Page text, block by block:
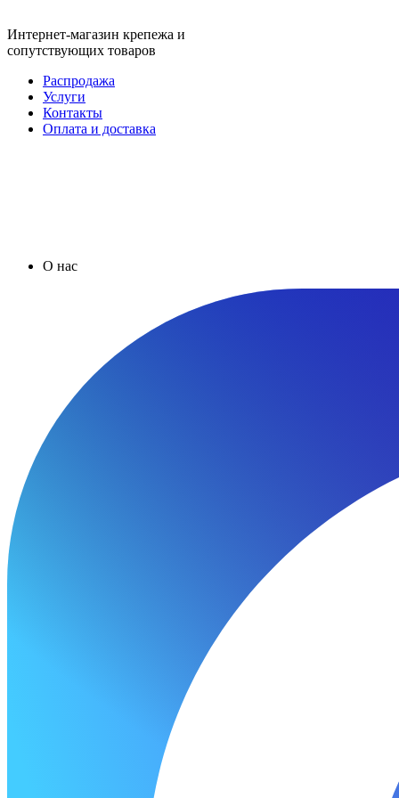
Интернет-магазин крепежа и
сопутствующих товаров
Распродажа
Услуги
Контакты
Оплата и доставка
О нас